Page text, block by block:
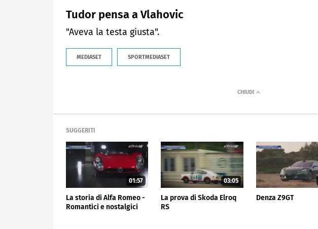
Tudor pensa a Vlahovic
"Aveva la testa giusta".
MEDIASET SPORTMEDIASET
SUGGERITI
01:57
La storia di Alfa Romeo -
Romantici e nostalgici
03:05
La prova di Skoda Elroq
RS
Denza Z9GT